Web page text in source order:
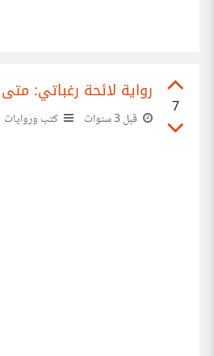
7
رواية لائحة رغباتي:
قبل 3 سنوات كتب وروايات